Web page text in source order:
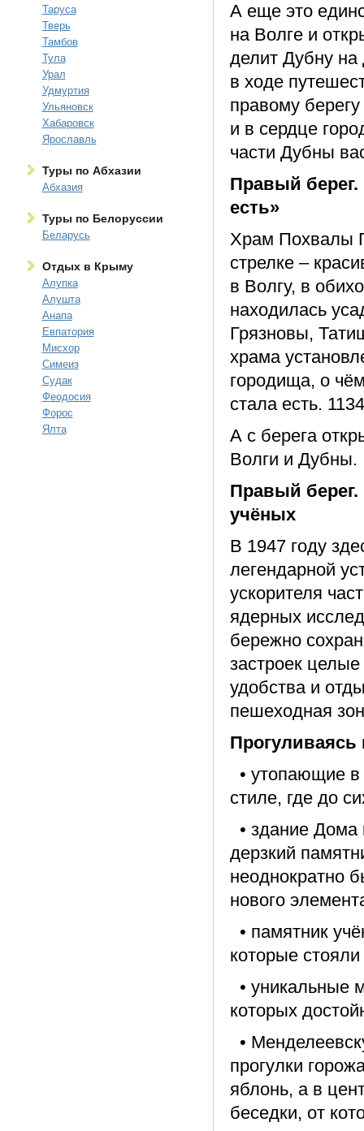
Таруса
Тверь
Тамбов
Тула
Урал
Удмуртия
Ульяновск
Хабаровск
Ярославль
Туры по Абхазии
Абхазия
Туры по Белоруссии
Беларусь
Отдых в Крыму
Алупка
Алушта
Анапа
Евпатория
Мисхор
Симеиз
Судак
Феодосия
Форос
Ялта
А еще это
на Волге и
делит Дубну
в ходе
правому
и в сердце
части Дубны
Правый берег.
есть»
Храм Похвалы
стрелке –
в Волгу, в
находилась
Грязновы,
храма
городища, о
стала есть.
А с берега
Волги и Дубны.
Правый берег.
учёных
В 1947 году
легендарной
ускорителя
ядерных
бережно
застроек
удобства и
пешеходная
• утопающие в
стиле, где до
• здание Дома
дерзкий
неоднократно
нового
• памятник
которые
• уникальные
которых
•
прогулки
яблонь, а в
беседки, от